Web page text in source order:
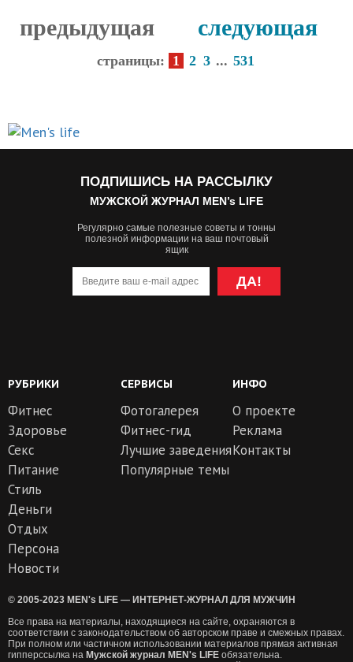
предыдущая следующая
страницы: 1 2 3 ... 531
ПОДПИШИСЬ НА РАССЫЛКУ
МУЖСКОЙ ЖУРНАЛ MEN’s LIFE
Регулярно самые полезные советы и тонны
полезной информации на ваш почтовый
ящик
ДА!
РУБРИКИ
Фитнес
Здоровье
Секс
Питание
Стиль
Деньги
Отдых
Персона
Новости
СЕРВИСЫ
Фотогалерея
Фитнес-гид
Лучшие заведения
Популярные темы
ИНФО
О проекте
Реклама
Контакты
© 2005-2023 MEN's LIFE — ИНТЕРНЕТ-ЖУРНАЛ ДЛЯ МУЖЧИН
Все права на материалы, находящиеся на сайте, охраняются в
соответствии с законодательством об авторском праве и смежных правах.
При полном или частичном использовании материалов прямая активная
гипперссылка на Мужской журнал MEN's LIFE обязательна.